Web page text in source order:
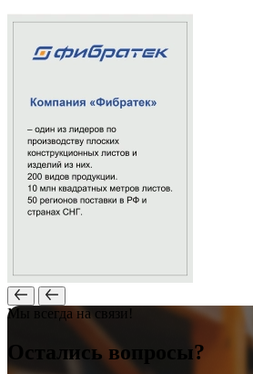
Мы всегда на связи!
Остались вопросы?